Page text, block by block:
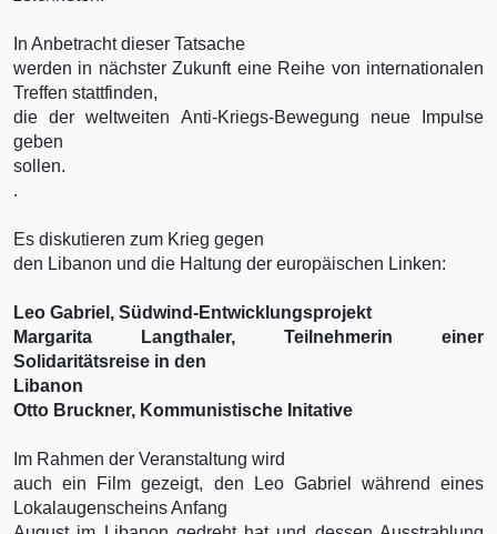
In Anbetracht dieser Tatsache
werden in nächster Zukunft eine Reihe von internationalen
Treffen stattfinden,
die der weltweiten Anti-Kriegs-Bewegung neue Impulse
geben
sollen.
.
Es diskutieren zum Krieg gegen
den Libanon und die Haltung der europäischen Linken:
Leo Gabriel, Südwind-Entwicklungsprojekt
Margarita Langthaler, Teilnehmerin einer
Solidaritätsreise in den
Libanon
Otto Bruckner, Kommunistische Initative
Im Rahmen der Veranstaltung wird
auch ein Film gezeigt, den Leo Gabriel während eines
Lokalaugenscheins Anfang